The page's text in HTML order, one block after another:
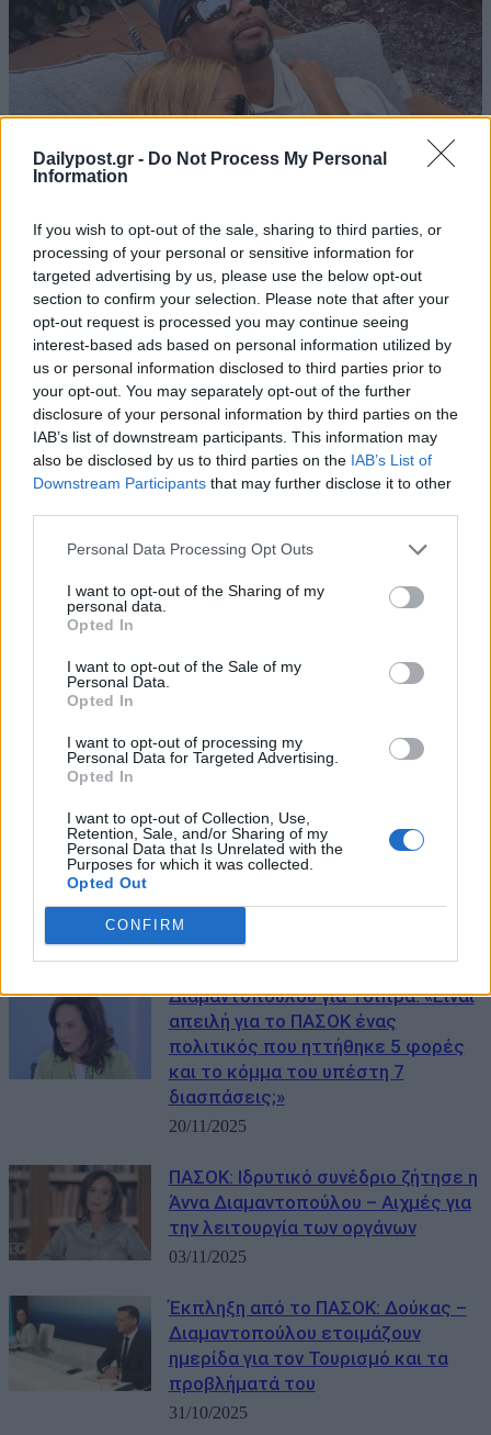
Dailypost.gr - Do Not Process My Personal
Information
If you wish to opt-out of the sale, sharing to third parties, or
processing of your personal or sensitive information for
targeted advertising by us, please use the below opt-out
section to confirm your selection. Please note that after your
opt-out request is processed you may continue seeing
interest-based ads based on personal information utilized by
us or personal information disclosed to third parties prior to
your opt-out. You may separately opt-out of the further
disclosure of your personal information by third parties on the
IAB’s list of downstream participants. This information may
also be disclosed by us to third parties on the IAB’s List of
Downstream Participants that may further disclose it to other
Personal Data Processing Opt Outs
I want to opt-out of the Sharing of my
personal data.
Opted In
I want to opt-out of the Sale of my
Personal Data.
Opted In
I want to opt-out of processing my
Personal Data for Targeted Advertising.
Opted In
I want to opt-out of Collection, Use,
Retention, Sale, and/or Sharing of my
Personal Data that Is Unrelated with the
Purposes for which it was collected.
Opted Out
CONFIRM
ΜΠΟΡΕΙ ΝΑ ΣΑΣ ΕΝΔΙΑΦΕΡΕΙ
Διαμαντοπούλου για Τσίπρα: «Δεν
κάνει rebranding, αλλά reminding –
Φώφη Γεννηματά»
26/11/2025
Διαμαντοπούλου για Τσίπρα: «Είναι
απειλή για το ΠΑΣΟΚ ένας
πολιτικός που ηττήθηκε 5 φορές
και το κόμμα του υπέστη 7
διασπάσεις;»
20/11/2025
ΠΑΣΟΚ: Ιδρυτικό συνέδριο ζήτησε η
Άννα Διαμαντοπούλου – Αιχμές για
την λειτουργία των οργάνων
03/11/2025
Έκπληξη από το ΠΑΣΟΚ: Δούκας –
Διαμαντοπούλου ετοιμάζουν
ημερίδα για τον Τουρισμό και τα
προβλήματά του
31/10/2025